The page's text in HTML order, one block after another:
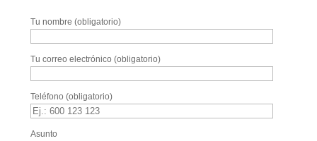
Tu nombre (obligatorio)
Tu correo electrónico (obligatorio)
Teléfono (obligatorio)
Asunto